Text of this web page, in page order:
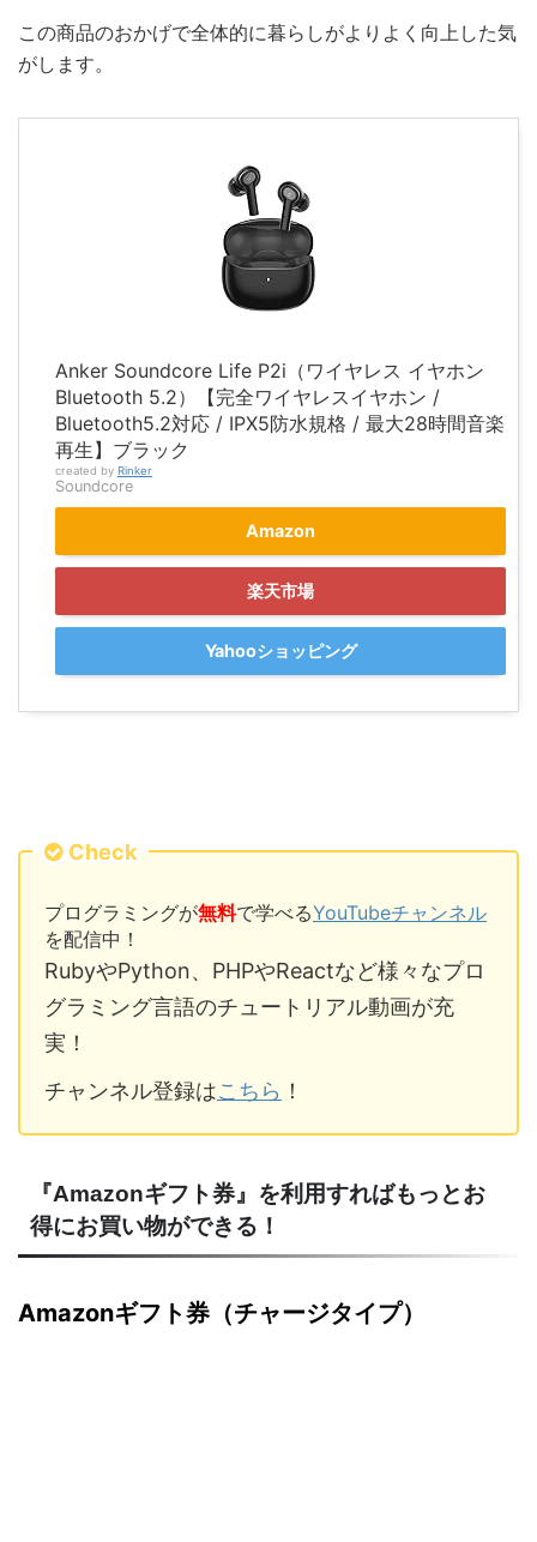
この商品のおかげで全体的に暮らしがよりよく向上した気
がします。
Anker Soundcore Life P2i（ワイヤレス イヤホン
Bluetooth 5.2）【完全ワイヤレスイヤホン /
Bluetooth5.2対応 / IPX5防水規格 / 最大28時間音楽
再生】ブラック
created by Rinker
Soundcore
Amazon
楽天市場
Yahooショッピング
Check
プログラミングが無料で学べるYouTubeチャンネル
を配信中！
RubyやPython、PHPやReactなど様々なプロ
グラミング言語のチュートリアル動画が充
実！
チャンネル登録はこちら ！
『Amazonギフト券』を利用すればもっとお
得にお買い物ができる！
Amazonギフト券（チャージタイプ）